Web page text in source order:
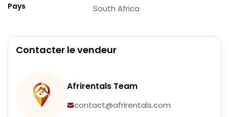
Pays South Africa
Contacter le vendeur
Afrirentals Team
contact@afrirentals.com